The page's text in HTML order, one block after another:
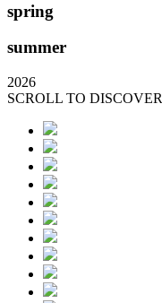
spring
summer
2026
SCROLL TO DISCOVER